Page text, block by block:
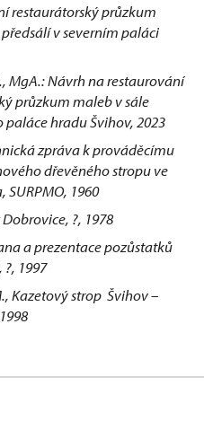
restaurátorský průzkum
v severním paláci
MgA.: Návrh na restaurování
průzkum maleb v sále
hradu Švihov, 2023
zpráva k prováděcímu
dřevěného stropu ve
1960
?, 1978
a prezentace pozůstatků
1997
Kazetový strop Švihov –